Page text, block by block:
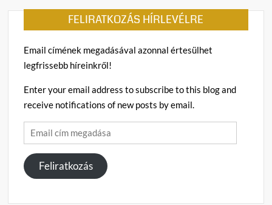
FELIRATKOZÁS HÍRLEVÉLRE
Email címének megadásával azonnal értesülhet
legfrissebb híreinkről!
Enter your email address to subscribe to this blog and
receive notifications of new posts by email.
Email
cím
megadása
Feliratkozás